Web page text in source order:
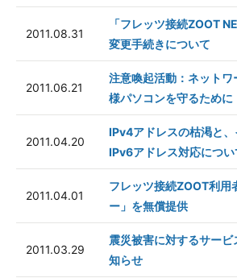
2011.08.31
「フレッツ接続ZOOT
変更手続きについて
2011.06.21
注意喚起活動：ネット
様パソコンを守るために
2011.04.20
IPv4アドレスの枯渇と
IPv6アドレス対応につい
2011.04.01
フレッツ接続ZOOT利用
ー」を無償提供
2011.03.29
震災被害に対するサー
知らせ